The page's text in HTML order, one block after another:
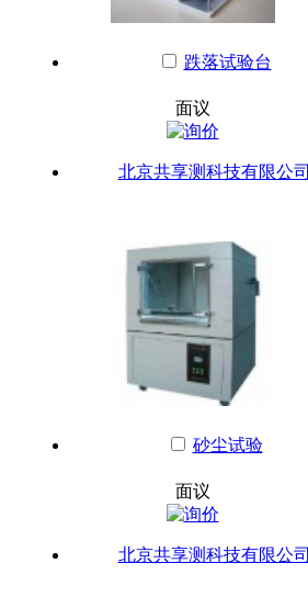
跌落试验台
面议
北京共享测科技有限公司
砂尘试验
面议
北京共享测科技有限公司